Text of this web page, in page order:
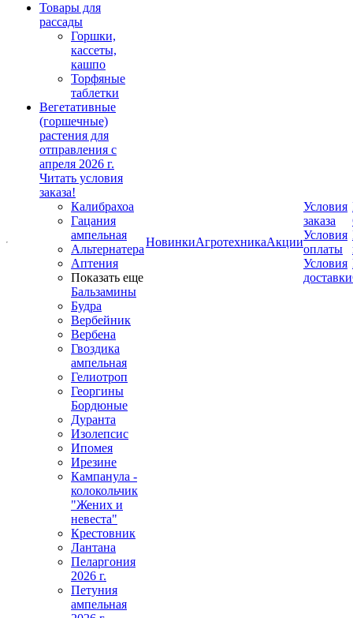
Товары для
рассады
Горшки,
кассеты,
кашпо
Торфяные
таблетки
Вегетативные
(горшечные)
растения для
отправления с
апреля 2026 г.
Читать условия
заказа!
Калибрахоа
Гацания
ампельная
Альтернатера
Аптения
Показать еще
Бальзамины
Будра
Вербейник
Вербена
Гвоздика
ампельная
Гелиотроп
Георгины
Бордюные
Дуранта
Изолепсис
Ипомея
Ирезине
Кампанула -
колокольчик
"Жених и
невеста"
Крестовник
Лантана
Пеларгония
2026 г.
Петуния
ампельная
НовинкиАгротехникаАкции
Условия
заказа
Условия
оплаты
Условия
доставки